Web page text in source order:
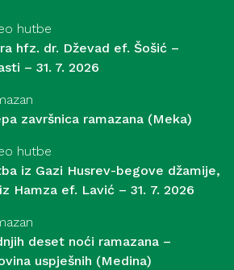
hutbe
hfz. dr. Dževad ef. Šošić –
– 31. 7. 2026
završnica ramazana (Meka)
hutbe
iz Gazi Husrev-begove džamije,
Hamza ef. Lavić – 31. 7. 2026
deset noći ramazana –
uspješnih (Medina)